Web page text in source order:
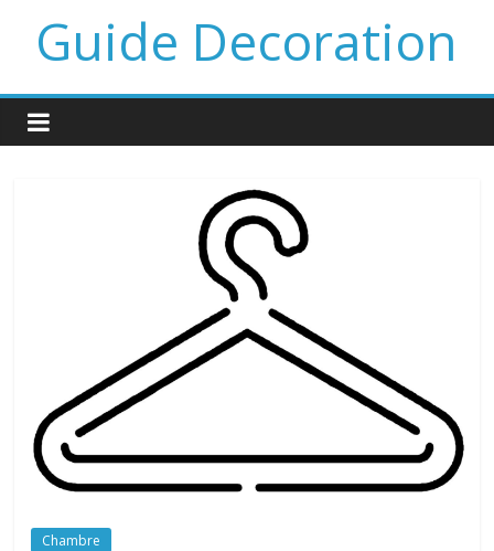
Guide Decoration
Chambre